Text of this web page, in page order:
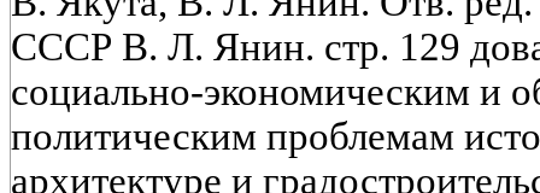
СССР В. Л. Янин. стр. 129
социально-экономическим и
политическим проблемам
архитектуре и